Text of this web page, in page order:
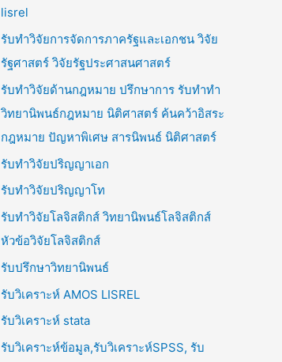
lisrel
รับทำวิจัยการจัดการภาครัฐและเอกชน วิจัย
รัฐศาสตร์ วิจัยรัฐประศาสนศาสตร์
รับทำวิจัยด้านกฎหมาย ปรึกษาการ รับทำทำ
วิทยานิพนธ์กฎหมาย นิติศาสตร์ ค้นคว้าอิสระ
กฎหมาย ปัญหาพิเศษ สารนิพนธ์ นิติศาสตร์
รับทำวิจัยปริญญาเอก
รับทำวิจัยปริญญาโท
รับทำวิจัยโลจิสติกส์ วิทยานิพนธ์โลจิสติกส์
หัวข้อวิจัยโลจิสติกส์
รับปรึกษาวิทยานิพนธ์
รับวิเคราะห์ AMOS LISREL
รับวิเคราะห์ stata
รับวิเคราะห์ข้อมูล,รับวิเคราะห์SPSS, รับ